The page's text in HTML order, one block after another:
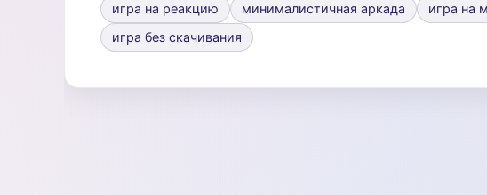
игра на реакцию
минималистичная аркада игра на
игра без скачивания